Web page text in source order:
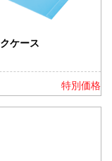
ケース
特別価格